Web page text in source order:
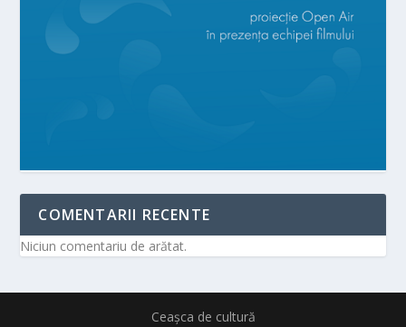
COMENTARII RECENTE
Niciun comentariu de arătat.
Ceașca de cultură